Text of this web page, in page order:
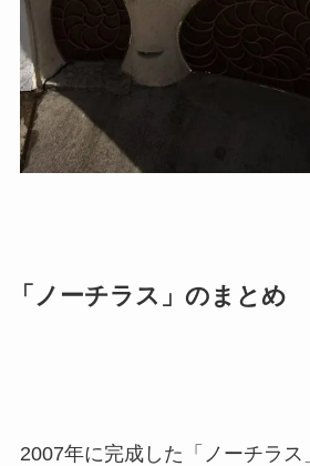
「ノーチラス」のまとめ
2007年に完成した「ノーチラス